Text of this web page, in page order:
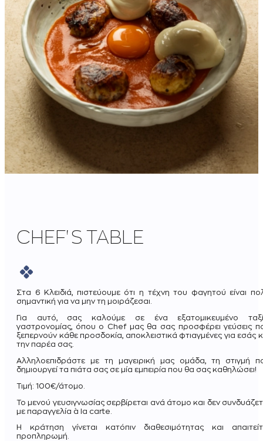
CHEF'S TABLE
Στα 6 Κλειδιά, πιστεύουμε ότι η τέχνη του φαγητού είναι
σημαντική για να μην τη μοιράζεσαι.
Για αυτό, σας καλούμε σε ένα εξατομικευμένο
γαστρονομίας, όπου ο Chef μας θα σας προσφέρει γεύσεις
ξεπερνούν κάθε προσδοκία, αποκλειστικά φτιαγμένες για εσάς
την παρέα σας.
Αλληλοεπιδράστε με τη μαγειρική μας ομάδα, τη στιγμή
δημιουργεί τα πιάτα σας σε μία εμπειρία που θα σας καθηλώσει!
Τιμή: 100€/άτομο.
Το μενού γευσιγνωσίας σερβίρεται ανά άτομο και δεν
με παραγγελία à la carte.
Η κράτηση γίνεται κατόπιν διαθεσιμότητας και
προπληρωμή.